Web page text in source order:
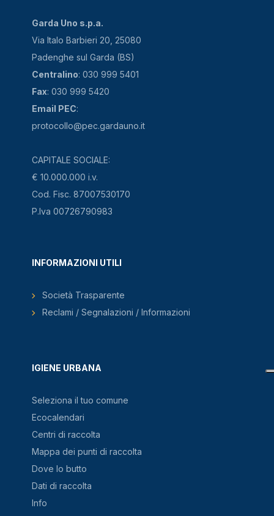
Garda Uno s.p.a.
Via Italo Barbieri 20, 25080
Padenghe sul Garda (BS)
Centralino: 030 999 5401
Fax: 030 999 5420
Email PEC:
protocollo@pec.gardauno.it
CAPITALE SOCIALE:
€ 10.000.000 i.v.
Cod. Fisc. 87007530170
P.Iva 00726790983
IGIENE URBANA
Seleziona il tuo comune
Ecocalendari
Centri di raccolta
Mappa dei punti di raccolta
Dove lo butto
Dati di raccolta
Info
INFORMAZIONI UTILI
Società Trasparente
Reclami / Segnalazioni / Informazioni